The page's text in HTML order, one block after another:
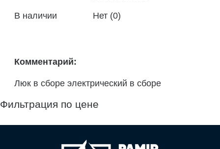
В наличии
Нет (0)
Комментарий:
Люк в сборе электрический в сборе
Фильтрация по цене